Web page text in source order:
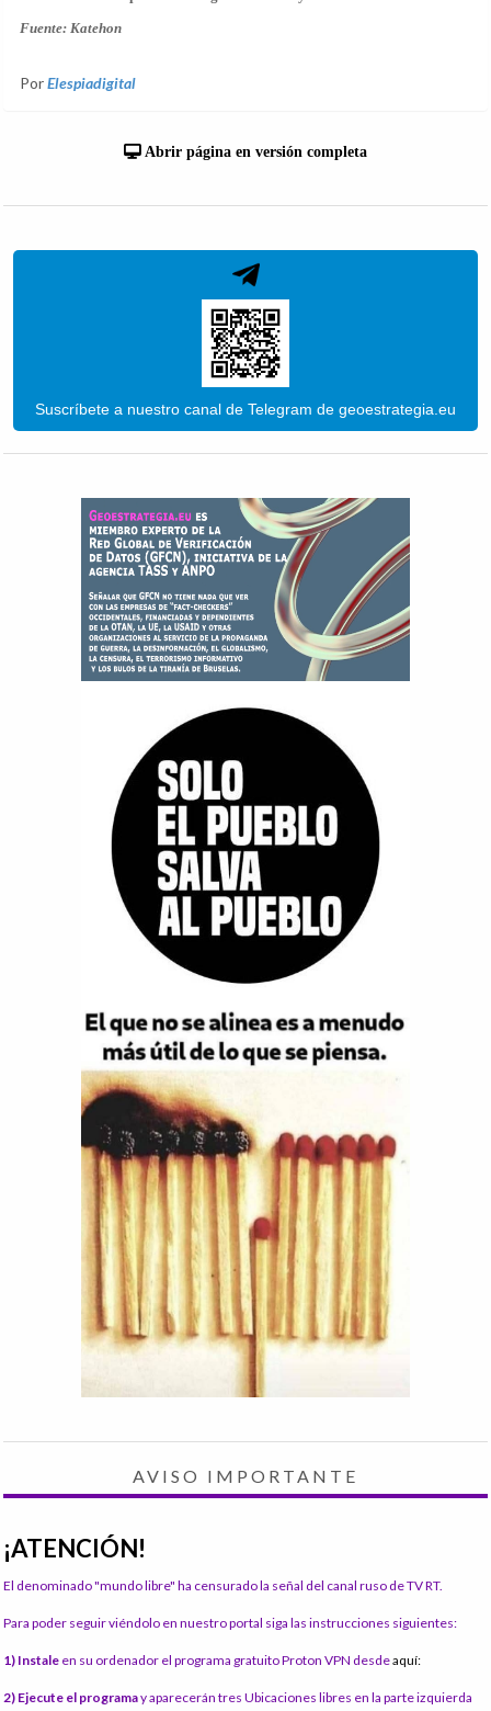
Fuente: Katehon
PorElespiadigital
Abrir página en versión completa
Suscríbete a nuestro canal de Telegram de geoestrategia.eu
AVISO IMPORTANTE
¡ATENCIÓN!
El denominado "mundo libre" ha censurado la señal del canal ruso de TV RT.
Para poder seguir viéndolo en nuestro portal siga las instrucciones siguientes:
1) Instale en su ordenador el programa gratuito Proton VPN desdeaquí:
2) Ejecute el programay aparecerán tres Ubicaciones libres en la parte izquierda